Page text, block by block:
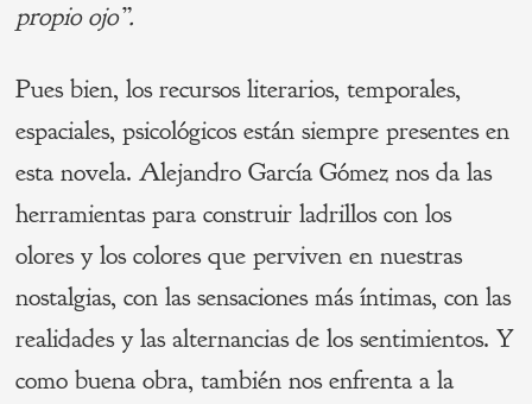
propio ojo”.
Pues bien, los recursos literarios, temporales,
espaciales, psicológicos están siempre presentes en
esta novela. Alejandro García Gómez nos da las
herramientas para construir ladrillos con los
olores y los colores que perviven en nuestras
nostalgias, con las sensaciones más íntimas, con las
realidades y las alternancias de los sentimientos. Y
como buena obra, también nos enfrenta a la